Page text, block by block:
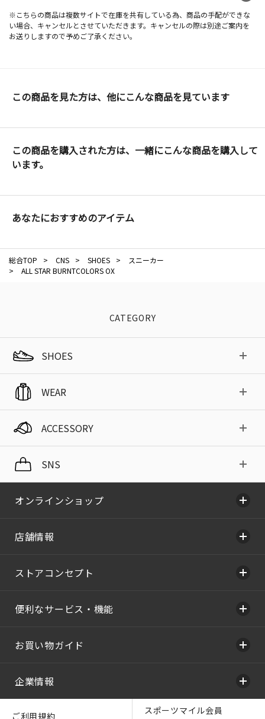
※こちらの商品は複数サイトで在庫を共有している為、商品の手配ができな
い場合、キャンセルとさせていただきます。キャンセルの際は別途ご案内を
お送りしますので予めご了承ください。
この商品を見た方は、他にこんな商品を見ています
この商品を購入された方は、一緒にこんな商品を購入して
います。
あなたにおすすめのアイテム
総合TOP > CNS > SHOES >
スニーカー
>
ALL STAR BURNTCOLORS OX
CATEGORY
SHOES
WEAR
ACCESSORY
SNS
オンラインショップ
店舗情報
ストアコンセプト
便利なサービス・機能
お買い物ガイド
企業情報
ご利用規約
スポーツマイル会員